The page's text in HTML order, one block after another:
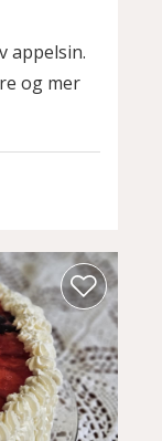
appelsin.
og mer